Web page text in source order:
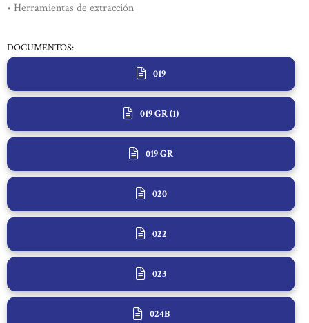
• Herramientas de extracción
DOCUMENTOS:
019
019 GR (1)
019 GR
020
022
023
024B